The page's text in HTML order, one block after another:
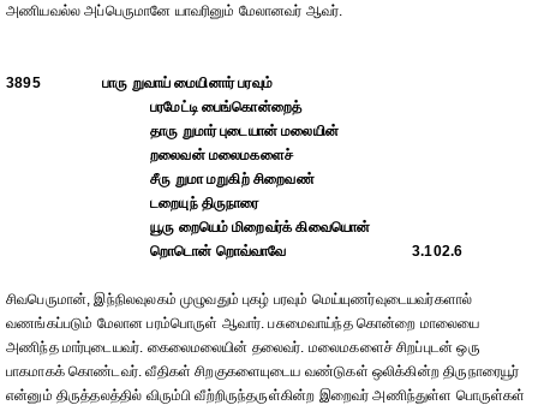
அணியவல்ல அப்பெருமானே யாவரினும் மேலானவர் ஆவர்.
3895
பாரு றுவாய் மையினார் பரவும்
பரமேட்டி பைங்கொன்றைத்
தாரு றுமார் புடையான் மலையின்
றலைவன் மலைமகளைச்
சீரு றுமா மறுகிற் சிறைவண்
டறையுந் திருநாரை
யூரு றையெம் மிறைவர்க் கிவையொன்
றொடொன் றொவ்வாவே
3.102.6
சிவபெருமான், இந்நிலவுலகம் முழுவதும் புகழ் பரவும் மெய்யுணர்வுடையவர்களால்
வணங்கப்படும் மேலான பரம்பொருள் ஆவார். பசுமைவாய்ந்த கொன்றை மாலையை
அணிந்த மார்புடையவர். கைலைமலையின் தலைவர். மலைமகளைச் சிறப்புடன் ஒரு
பாகமாகக் கொண்டவர். வீதிகள் சிறகுகளையுடைய வண்டுகள் ஒலிக்கின்ற திருநாரையூர்
என்னும் திருத்தலத்தில் விரும்பி வீற்றிருந்தருள்கின்ற இறைவர் அணிந்துள்ள பொருள்கள்